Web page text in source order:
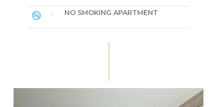
NO SMOKING APARTMENT